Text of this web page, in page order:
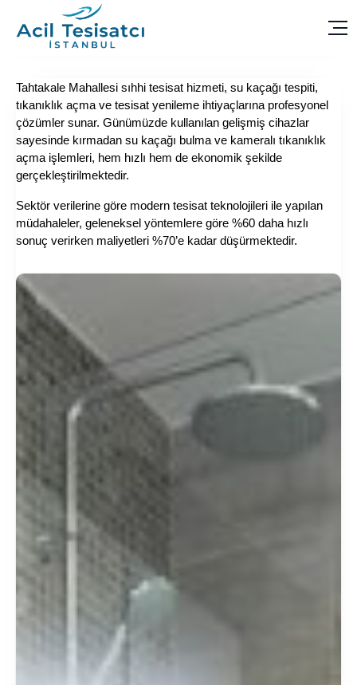
Tahtakale Mahallesi sıhhi tesisat hizmeti, su kaçağı tespiti,
tıkanıklık açma ve tesisat yenileme ihtiyaçlarına profesyonel
çözümler sunar. Günümüzde kullanılan gelişmiş cihazlar
sayesinde kırmadan su kaçağı bulma ve kameralı tıkanıklık
açma işlemleri, hem hızlı hem de ekonomik şekilde
gerçekleştirilmektedir.
Sektör verilerine göre modern tesisat teknolojileri ile yapılan
müdahaleler, geleneksel yöntemlere göre %60 daha hızlı
sonuç verirken maliyetleri %70’e kadar düşürmektedir.